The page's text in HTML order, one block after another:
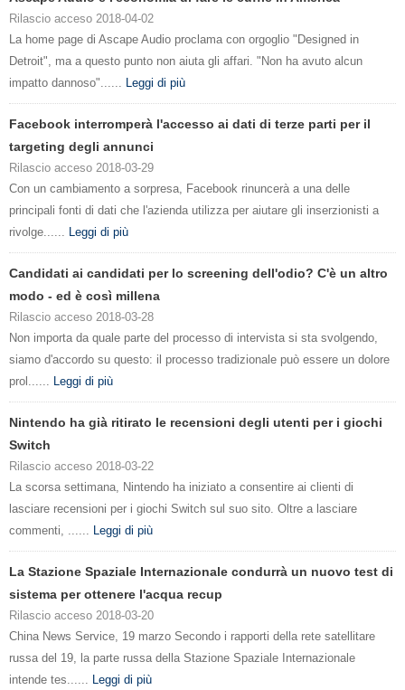
Rilascio acceso 2018-04-02
La home page di Ascape Audio proclama con orgoglio "Designed in
Detroit", ma a questo punto non aiuta gli affari. "Non ha avuto alcun
impatto dannoso"...... Leggi di più
Facebook interromperà l'accesso ai dati di terze parti per il
targeting degli annunci
Rilascio acceso 2018-03-29
Con un cambiamento a sorpresa, Facebook rinuncerà a una delle
principali fonti di dati che l'azienda utilizza per aiutare gli inserzionisti a
rivolge...... Leggi di più
Candidati ai candidati per lo screening dell'odio? C'è un altro
modo - ed è così millena
Rilascio acceso 2018-03-28
Non importa da quale parte del processo di intervista si sta svolgendo,
siamo d'accordo su questo: il processo tradizionale può essere un dolore
prol...... Leggi di più
Nintendo ha già ritirato le recensioni degli utenti per i giochi
Switch
Rilascio acceso 2018-03-22
La scorsa settimana, Nintendo ha iniziato a consentire ai clienti di
lasciare recensioni per i giochi Switch sul suo sito. Oltre a lasciare
commenti, ...... Leggi di più
La Stazione Spaziale Internazionale condurrà un nuovo test di
sistema per ottenere l'acqua recup
Rilascio acceso 2018-03-20
China News Service, 19 marzo Secondo i rapporti della rete satellitare
russa del 19, la parte russa della Stazione Spaziale Internazionale
intende tes...... Leggi di più